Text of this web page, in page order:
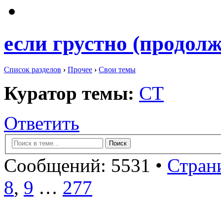
если грустно
Список разделов › Прочее › Свои темы
Куратор темы: СТ
Ответить
Сообщений: 5531 •
8, 9 … 277